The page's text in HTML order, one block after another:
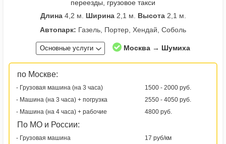
переезды, грузовое такси
Длина4,2 м. Ширина2,1 м. Высота2,1 м.
Автопарк: Газель, Портер, Хендай, Соболь
Основные услуги Москва → Шумиха
по Москве:
- Грузовая машина (на 3 часа)
1500 - 2000 руб.
- Машина (на 3 часа) + погрузка
2550 - 4050 руб.
- Машина (на 4 часа) + рабочие
4800 руб.
По МО и России:
- Грузовая машина 17 руб/км